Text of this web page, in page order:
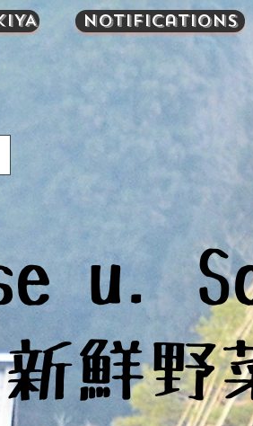
u.
新鮮野
Notifications